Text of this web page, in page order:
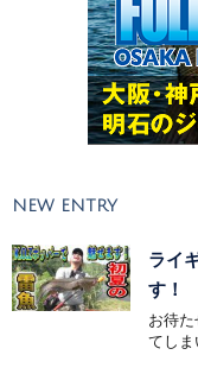
NEW ENTRY
ライ
す！
お待
てしま